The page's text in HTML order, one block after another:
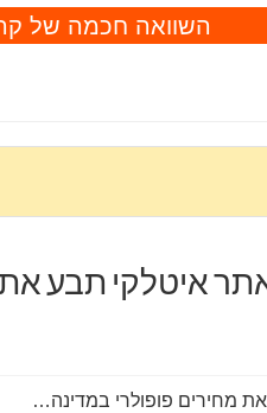
השוואה חכמה של
מחירים פופולרי במדינה…